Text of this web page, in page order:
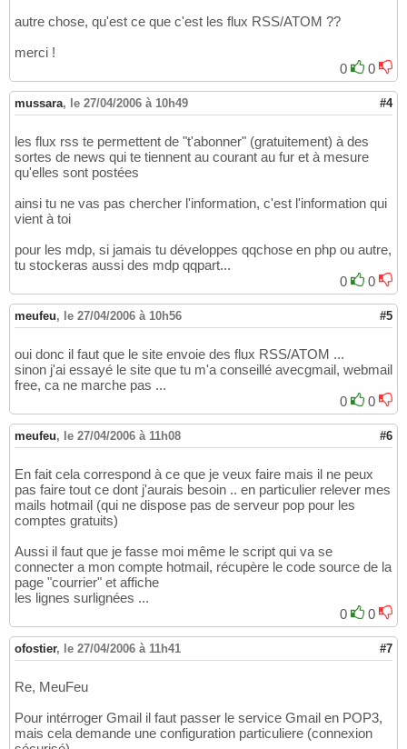
autre chose, qu'est ce que c'est les flux RSS/ATOM ??
merci !
0
0
mussara, le 27/04/2006 à 10h49 #4
les flux rss te permettent de "t'abonner" (gratuitement) à des
sortes de news qui te tiennent au courant au fur et à mesure
qu'elles sont postées
ainsi tu ne vas pas chercher l'information, c'est l'information qui
vient à toi
pour les mdp, si jamais tu développes qqchose en php ou autre,
tu stockeras aussi des mdp qqpart...
0
0
meufeu, le 27/04/2006 à 10h56 #5
oui donc il faut que le site envoie des flux RSS/ATOM ...
sinon j'ai essayé le site que tu m'a conseillé avecgmail, webmail
free, ca ne marche pas ...
0
0
meufeu, le 27/04/2006 à 11h08 #6
En fait cela correspond à ce que je veux faire mais il ne peux
pas faire tout ce dont j'aurais besoin .. en particulier relever mes
mails hotmail (qui ne dispose pas de serveur pop pour les
comptes gratuits)
Aussi il faut que je fasse moi même le script qui va se
connecter a mon compte hotmail, récupère le code source de la
page "courrier" et affiche
les lignes surlignées ...
0
0
ofostier, le 27/04/2006 à 11h41 #7
Re, MeuFeu
Pour intérroger Gmail il faut passer le service Gmail en POP3,
mais cela demande une configuration particuliere (connexion